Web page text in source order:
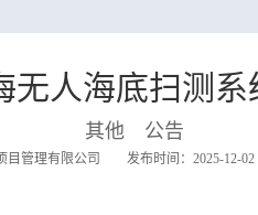
无人海底扫测
其他 公告
目管理有限公司 发布时间：2025-12-